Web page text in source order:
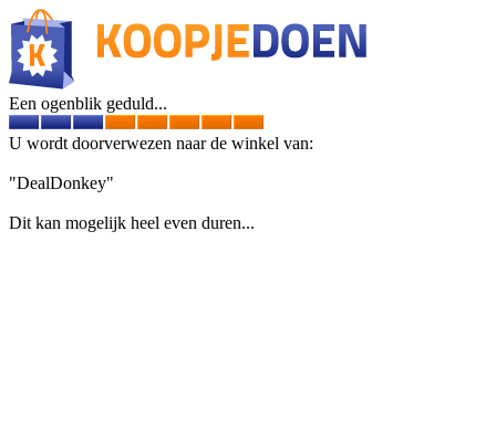
Een ogenblik geduld...
U wordt doorverwezen naar de winkel van:
"DealDonkey"
Dit kan mogelijk heel even duren...